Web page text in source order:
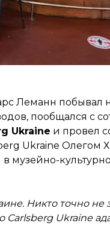
Леманн побывал
пообщался с
Ukraine и провел
Ukraine Олегом
музейно-
Никто точно не
Carlsberg Ukraine